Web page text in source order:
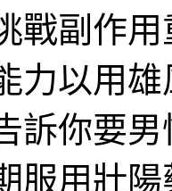
戰副作
力以用
訴你要
服用壯